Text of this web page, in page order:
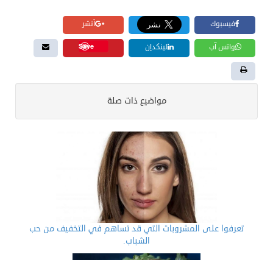
فيسبوك أنشر
واتس آب لينكدإن Save
مواضيع ذات صلة
تعرفوا على المشروبات التي قد تساهم في التخفيف من حب
الشباب.